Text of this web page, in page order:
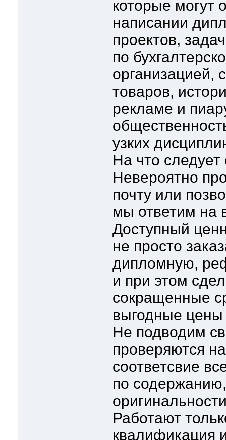
которые могут
написании
проектов,
по
организацией,
товаров,
рекламе и
узких
На что
Невероятно
почту или
мы ответим на
Доступный
не просто
дипломную,
и при этом
сокращенные
выгодные цены
Не подводим
проверяются
соответсвие
по
Работают
квалификация